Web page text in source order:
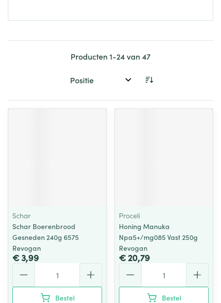
Producten1-24van47
Sorteer op:
Schar
Schar Boerenbrood
Gesneden 240g 6575
Revogan
€ 3,99
Bestel
Proceli
Honing Manuka
Npa5+/mg085 Vast 250g
Revogan
€ 20,79
Bestel